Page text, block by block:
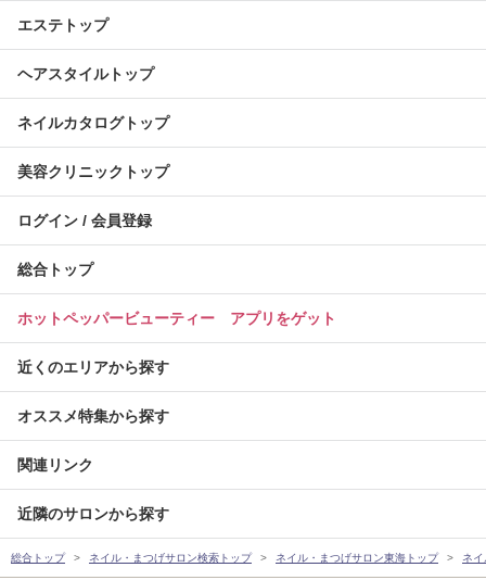
エステトップ
ヘアスタイルトップ
ネイルカタログトップ
美容クリニックトップ
ログイン / 会員登録
総合トップ
ホットペッパービューティー アプリをゲット
近くのエリアから探す
オススメ特集から探す
関連リンク
近隣のサロンから探す
総合トップ ネイル・まつげサロン検索トップ ネイル・まつげサロン東海トップ ネ